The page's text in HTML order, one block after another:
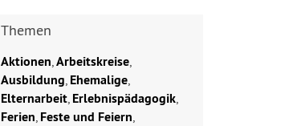
Themen
Aktionen,Arbeitskreise,
Ausbildung, Ehemalige,
Elternarbeit, Erlebnispädagogik,
Ferien, Feste und Feiern,